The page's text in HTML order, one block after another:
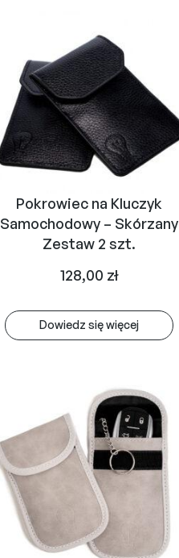
Pokrowiec na Kluczyk
Samochodowy – Skórzany
Zestaw 2 szt.
128,00 zł
Dowiedz się więcej